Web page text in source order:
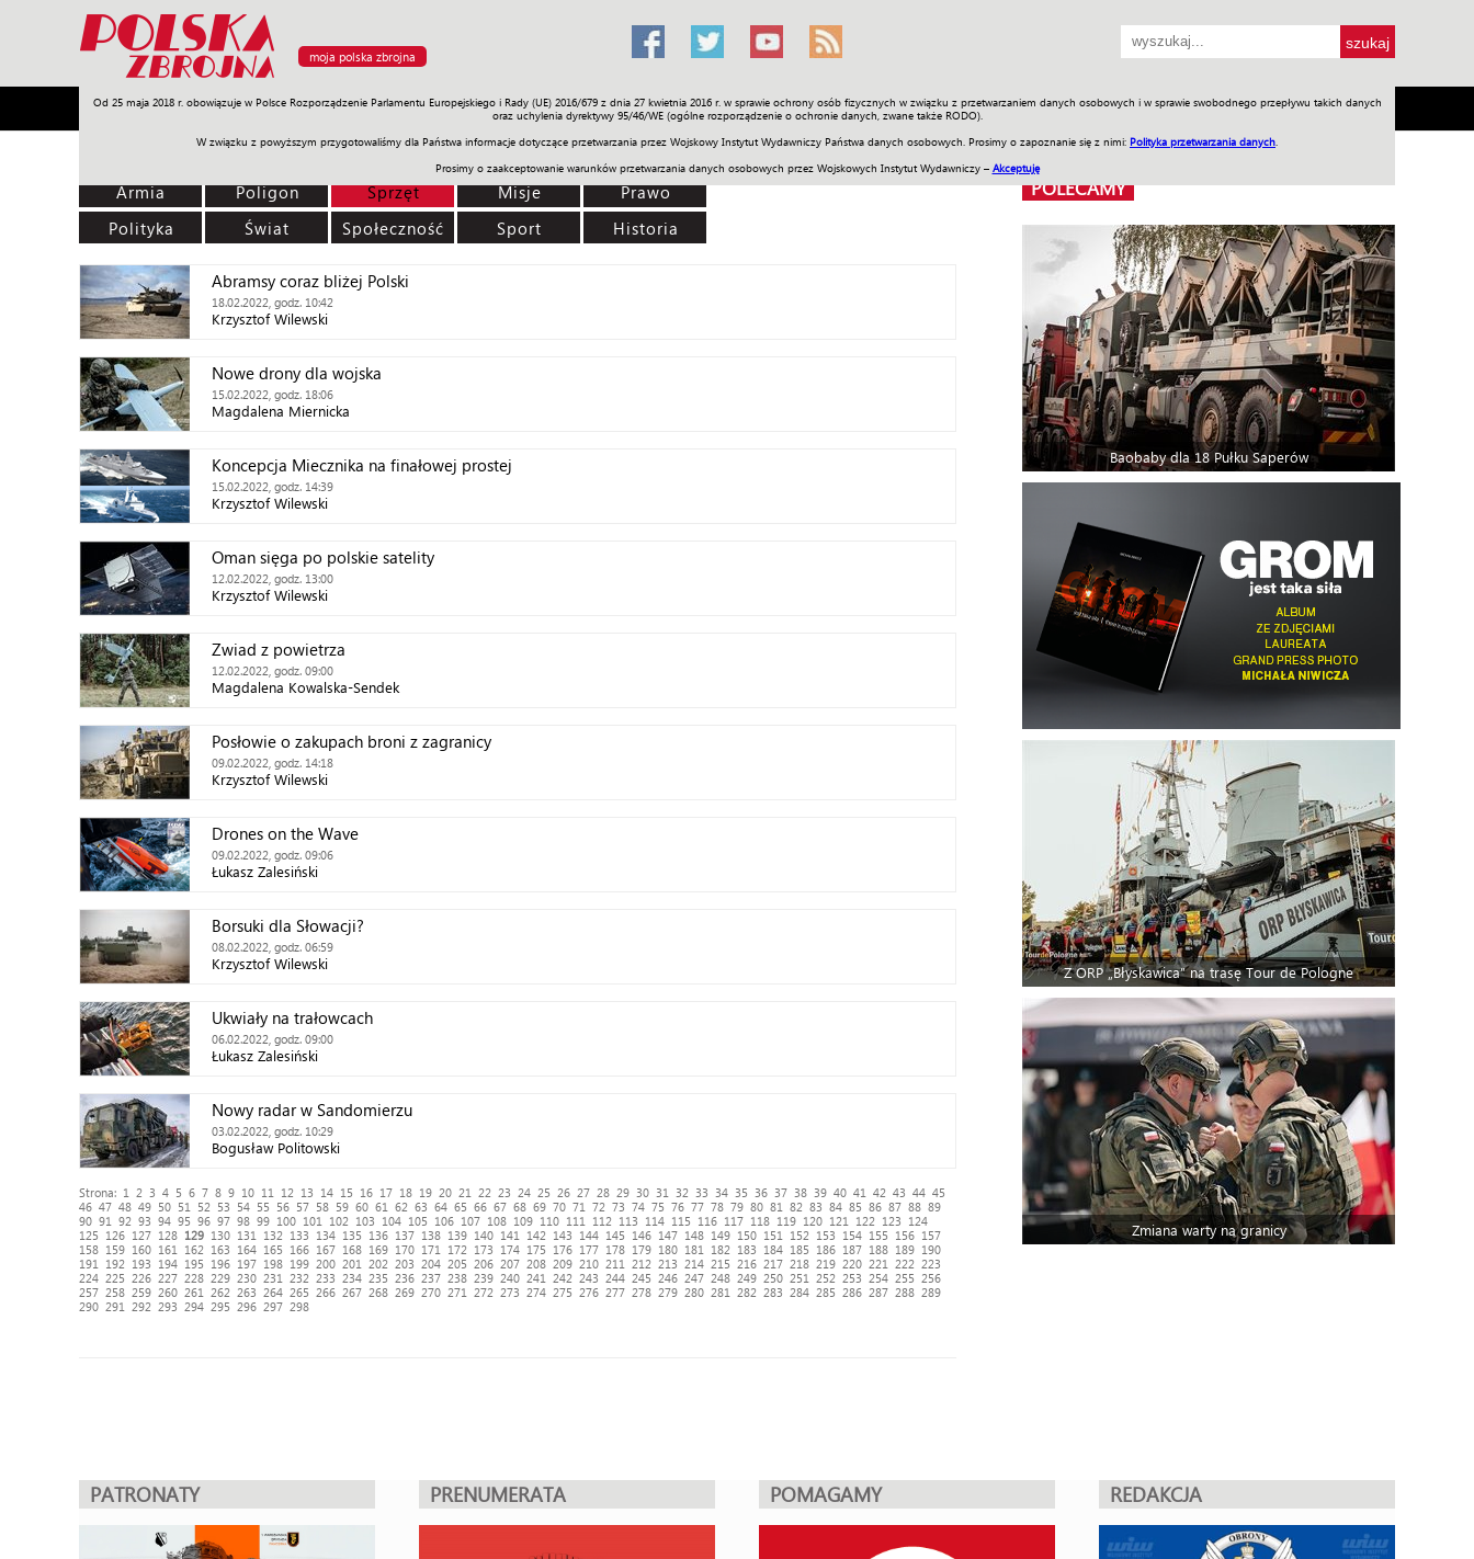
moja polska zbrojna
Od 25 maja 2018 r. obowiązuje w Polsce Rozporządzenie Parlamentu Europejskiego i Rady (UE) 2016/679 z dnia 27 kwietnia 2016 r. w sprawie ochrony osób fizycznych w związku z przetwarzaniem danych osobowych i w sprawie swobodnego przepływu takich danych
oraz uchylenia dyrektywy 95/46/WE (ogólne rozporządzenie o ochronie danych, zwane także RODO).
W związku z powyższym przygotowaliśmy dla Państwa informacje dotyczące przetwarzania przez Wojskowy Instytut Wydawniczy Państwa danych osobowych. Prosimy o zapoznanie się z nimi: Polityka przetwarzania danych
Prosimy o zaakceptowanie warunków przetwarzania danych osobowych przez Wojskowych Instytut Wydawniczy – Akceptuję
Armia Poligon Sprzęt Misje Polityka Prawo Świat Społeczność Sport Historia Galerie Wideo ENGLISH SKLEP Jednodniówki Praca w WIW
Armia Poligon Sprzęt Misje
Prawo
Polityka
Świat Społeczność Sport Historia
Abramsy coraz bliżej Polski
18.02.2022, godz. 10:42
Krzysztof Wilewski
Nowe drony dla wojska
15.02.2022, godz. 18:06
Magdalena Miernicka
Koncepcja Miecznika na finałowej prostej
15.02.2022, godz. 14:39
Krzysztof Wilewski
Oman sięga po polskie satelity
12.02.2022, godz. 13:00
Krzysztof Wilewski
Zwiad z powietrza
12.02.2022, godz. 09:00
Magdalena Kowalska-Sendek
Posłowie o zakupach broni z zagranicy
09.02.2022, godz. 14:18
Krzysztof Wilewski
Drones on the Wave
09.02.2022, godz. 09:06
Łukasz Zalesiński
Borsuki dla Słowacji?
08.02.2022, godz. 06:59
Krzysztof Wilewski
Ukwiały na trałowcach
06.02.2022, godz. 09:00
Łukasz Zalesiński
Nowy radar w Sandomierzu
03.02.2022, godz. 10:29
Bogusław Politowski
Strona: 1 2 3 4 5 6 7 8 9 10 11 12 13 14 15 16 17 18 19 20 21 22 23 24 25 26 27 28 29 30 31 32 33 34 35 36 37 38 39 40 41 42 43 44 45
46 47 48 49 50 51 52 53 54 55 56 57 58 59 60 61 62 63 64 65 66 67 68 69 70 71 72 73 74 75 76 77 78 79 80 81 82 83 84 85 86 87 88 89
90 91 92 93 94 95 96 97 98 99 100 101 102 103 104 105 106 107 108 109 110 111 112 113 114 115 116 117 118 119 120 121 122 123
124
125
126 127 128 129 130 131 132 133 134 135 136 137 138 139 140 141 142 143 144 145 146 147 148 149 150 151 152 153 154 155 156 157
158 159 160 161 162 163 164 165 166 167 168 169 170 171 172 173 174 175 176 177 178 179 180 181 182 183 184 185 186 187 188 189 190
191
192 193 194 195 196 197 198 199 200 201 202 203 204 205 206 207 208 209 210 211 212 213 214 215 216 217 218 219 220 221 222
223
224 225 226 227 228 229 230 231 232 233 234 235 236 237 238 239 240 241 242 243 244 245 246 247 248 249 250 251 252 253 254 255
256
257 258 259 260 261 262 263 264 265 266 267 268 269 270 271 272 273 274 275 276 277 278 279 280 281 282 283 284 285 286 287 288 289
290 291 292 293 294 295 296 297 298
POLECAMY
Baobaby dla 18 Pułku Saperów
Z ORP „Błyskawica” na trasę Tour de Pologne
Zmiana warty na granicy
PATRONATY PRENUMERATA POMAGAMY REDAKCJA